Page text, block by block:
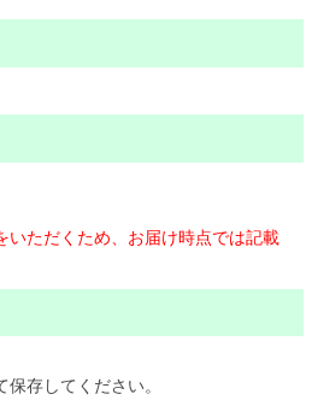
ただくため、お届け時点では記載
存してください。